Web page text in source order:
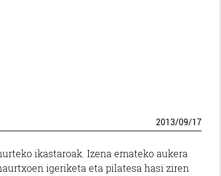
2013/09/17
ikastaroak. Izena emateko aukera
igeriketa eta pilatesa hasi ziren